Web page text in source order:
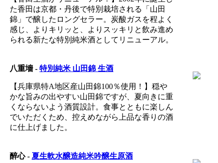
た香田は京都・丹後で特別栽培される「山田
錦」で醸したロングセラー。炭酸ガスを程よく
感じ、よりキリッと、よりスッキリと飲み進め
られる新たな特別純米酒としてリニューアル。
八重墻 - 特別純米 山田錦 生酒
【兵庫県特A地区産山田錦100％使用！】穏や
かな旨みの出やすい山田錦ですが、夏向きに重
くならないよう酒質設計。食事とともに楽しん
でいただくため、控えめながら上品な香りの酒
に仕上げました。
醉心 - 夏生軟水醸造純米吟醸生原酒